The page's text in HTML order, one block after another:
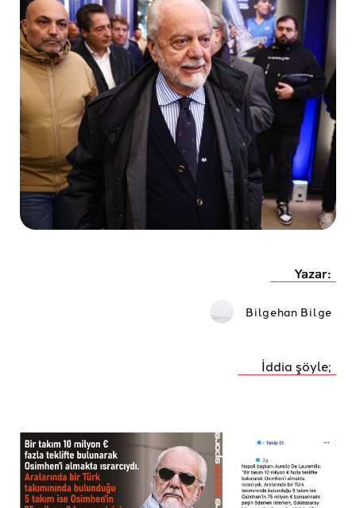
Yazar:
Bilgehan Bilge
İddia şöyle;